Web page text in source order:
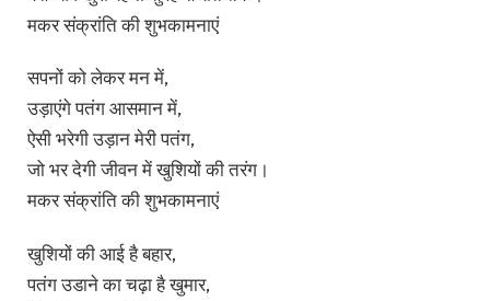
मकर संक्रांति की शुभकामनाएं
सपनों को लेकर मन में,
उड़ाएंगे पतंग आसमान में,
ऐसी भरेगी उड़ान मेरी पतंग,
जो भर देगी जीवन में खुशियों की तरंग।
मकर संक्रांति की शुभकामनाएं
खुशियों की आई है बहार,
पतंग उडाने का चढ़ा है खुमार,